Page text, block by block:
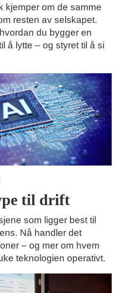
kjemper om de samme
resten av selskapet.
du bygger en
å lytte – og styret til å si
til drift
som ligger best til
Nå handler det
– og mer om hvem
teknologien operativt.